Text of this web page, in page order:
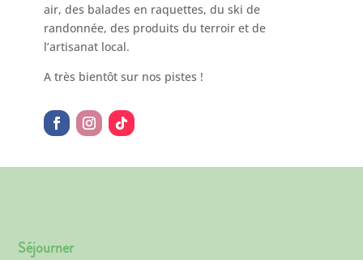
air, des balades en raquettes, du ski de
randonnée, des produits du terroir et de
l’artisanat local.
A très bientôt sur nos pistes !
Séjourner